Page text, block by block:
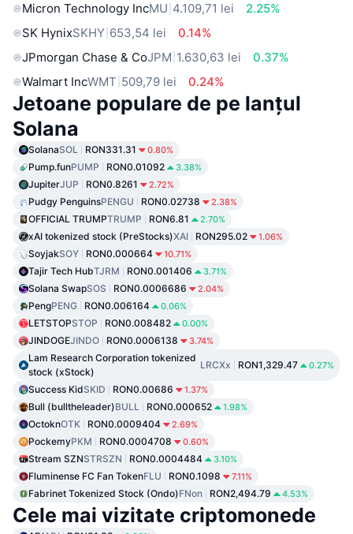
Micron Technology IncMU 4.109,71 lei
2.25%
SK HynixSKHY 653,54 lei
0.14%
JPmorgan Chase & CoJPM 1.630,63 lei
0.37%
Walmart IncWMT 509,79 lei 0.24%
Jetoane populare de pe lanțul
Solana
SolanaSOL RON331.31 0.80%
Pump.funPUMP RON0.01092 3.38%
JupiterJUP RON0.8261 2.72%
Pudgy PenguinsPENGU RON0.02738 2.38%
OFFICIAL TRUMPTRUMP RON6.81 2.70%
xAI tokenized stock (PreStocks)XAI RON295.02 1.06%
SoyjakSOY RON0.000664 10.71%
Tajir Tech HubTJRM RON0.001406 3.71%
Solana SwapSOS RON0.0006686 2.04%
PengPENG RON0.006164 0.06%
LETSTOPSTOP RON0.008482 0.00%
JINDOGEJINDO RON0.0006138 3.74%
Lam Research Corporation tokenized
stock (xStock)
LRCXx RON1,329.47 0.27%
Success KidSKID RON0.00686 1.37%
Bull (bulltheleader)BULL RON0.000652 1.98%
OctoknOTK RON0.0009404 2.69%
PockemyPKM RON0.0004708 0.60%
Stream SZNSTRSZN RON0.0004484 3.10%
Fluminense FC Fan TokenFLU RON0.1098 7.11%
Fabrinet Tokenized Stock (Ondo)FNon RON2,494.79 4.53%
Cele mai vizitate criptomonede